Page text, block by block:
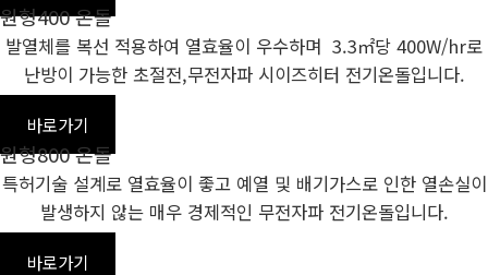
원형400 온돌
발열체를 복선 적용하여 열효율이 우수하며 3.3㎡당 400W/hr로
난방이 가능한 초절전,무전자파 시이즈히터 전기온돌입니다.
바로가기
원형800 온돌
특허기술 설계로 열효율이 좋고 예열 및 배기가스로 인한 열손실이
발생하지 않는 매우 경제적인 무전자파 전기온돌입니다.
바로가기